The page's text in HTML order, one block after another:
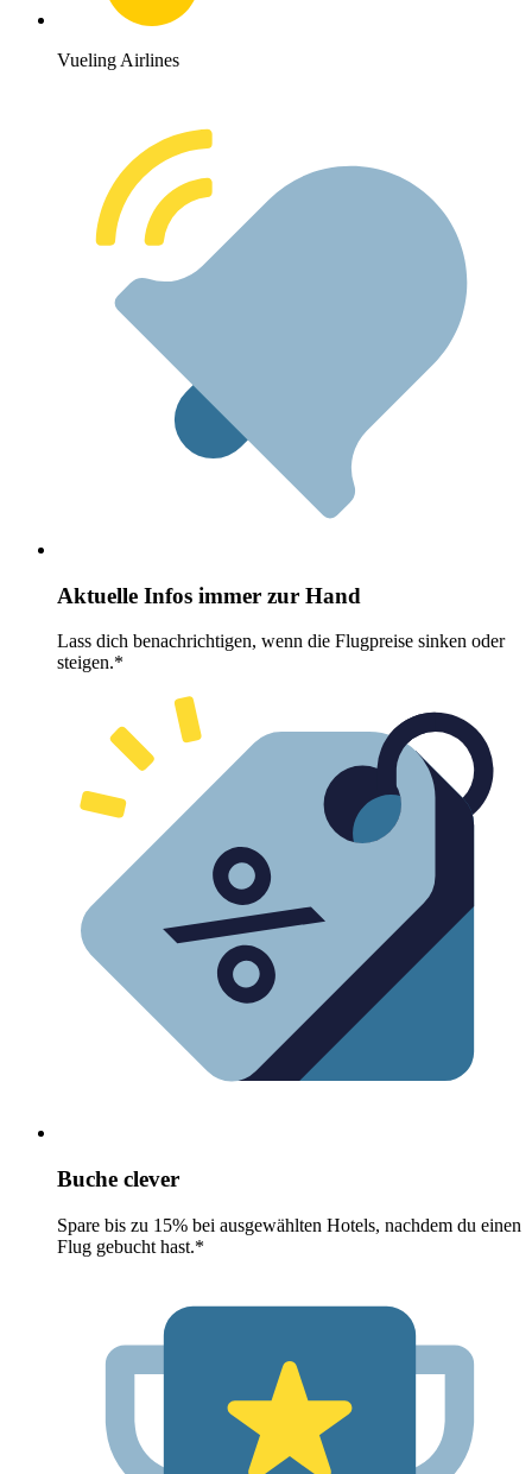
Vueling Airlines
Aktuelle Infos immer zur Hand
Lass dich benachrichtigen, wenn die Flugpreise sinken oder
steigen.*
Buche clever
Spare bis zu 15% bei ausgewählten Hotels, nachdem du einen
Flug gebucht hast.*